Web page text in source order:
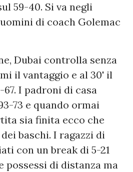
59-40. Si va negli
di coach Golemac
Dubai controlla senza
il vantaggio e al 30' il
I padroni di casa
73 e quando ormai
sia finita ecco che
baschi. I ragazzi di
con un break di 5-21
possessi di distanza ma